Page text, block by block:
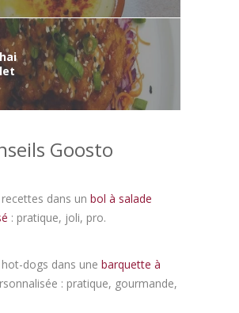
Goosto
dans un bol à salade
: pratique, joli, pro.
dogs dans une barquette à
: pratique, gourmande,